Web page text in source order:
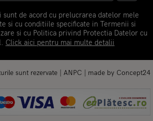
sunt de acord cu prelucrarea datelor mele
si cu conditiile specificate in Termenii si
si cu Politica privind Protectia Datelor cu
Click aici pentru mai multe detalii
sunt rezervate | ANPC | made by Concept24